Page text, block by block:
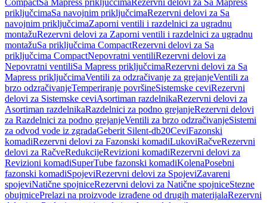
CompactSa Mapress priključcimaRezervni delovi za Sa Mapress
priključcimaSa navojnim priključcimaRezervni delovi za Sa
navojnim priključcimaZaporni ventili i razdelnici za ugradnu
montažuRezervni delovi za Zaporni ventili i razdelnici za ugradnu
montažuSa priključcima CompactRezervni delovi za Sa
priključcima CompactNepovratni ventiliRezervni delovi za
Nepovratni ventiliSa Mapress priključcimaRezervni delovi za Sa
Mapress priključcimaVentili za odzračivanje za grejanjeVentili za
brzo odzračivanjeTemperiranje površineSistemske ceviRezervni
delovi za Sistemske ceviAsortiman razdelnikaRezervni delovi za
Asortiman razdelnikaRazdelnici za podno grejanjeRezervni delovi
za Razdelnici za podno grejanjeVentili za brzo odzračivanjeSistemi
za odvod vode iz zgradaGeberit Silent-db20CeviFazonski
komadiRezervni delovi za Fazonski komadiLukoviRačveRezervni
delovi za RačveRedukcijeRevizioni komadiRezervni delovi za
Revizioni komadiSuperTube fazonski komadiKolenaPosebni
fazonski komadiSpojeviRezervni delovi za SpojeviZavareni
spojeviNatične spojniceRezervni delovi za Natične spojniceStezne
obujmicePrelazi na proizvode izrađene od drugih materijalaRezervni